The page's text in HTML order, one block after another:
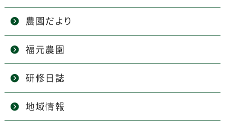
農園だより
福元農園
研修日誌
地域情報